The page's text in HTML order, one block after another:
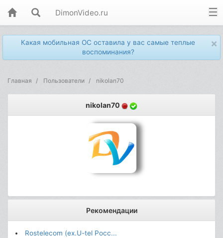
DimonVideo.ru
×
Какая мобильная ОС оставила у вас самые теплые
воспоминания?
Главная Пользователи nikolan70
nikolan70
Рекомендации
Rostelecom (ex.U-tel Росс...